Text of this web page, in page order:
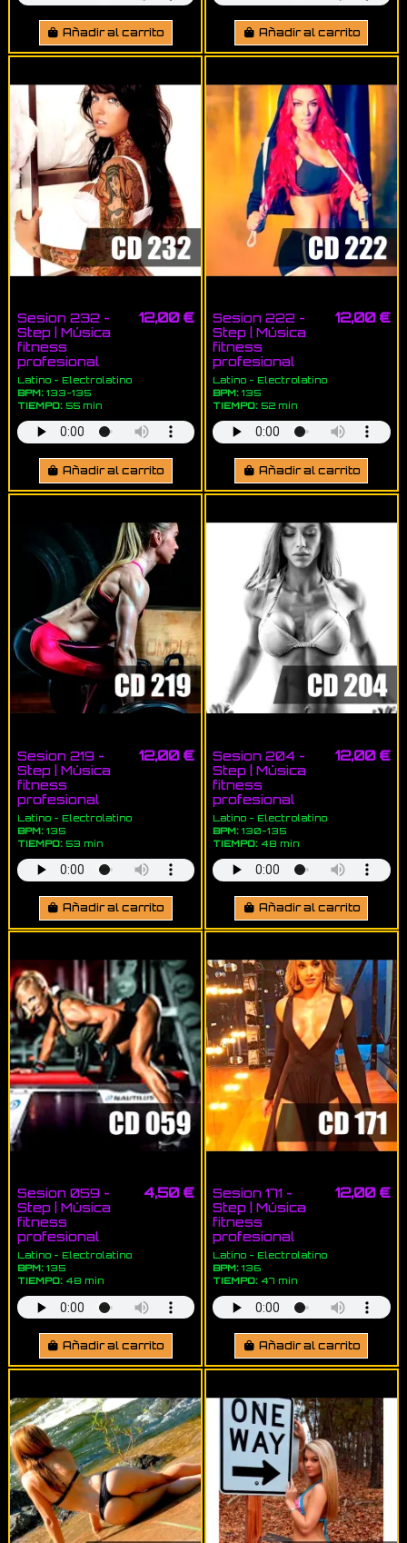
Añadir al carrito Añadir al carrito
Sesion 232 -
Step | Música
fitness
profesional
Latino - Electrolatino
BPM:133-135
TIEMPO:55 min
12,00 €
Añadir al carrito
Sesion 222 -
Step | Música
fitness
profesional
Latino - Electrolatino
BPM: 135
TIEMPO: 52 min
12,00 €
Añadir al carrito
Sesion 219 -
Step | Música
fitness
profesional
Latino - Electrolatino
BPM:135
TIEMPO:53 min
12,00 €
Añadir al carrito
Sesion 204 -
Step | Música
fitness
profesional
Latino - Electrolatino
BPM: 130-135
TIEMPO: 48 min
12,00 €
Añadir al carrito
Sesion 059 -
Step | Música
fitness
profesional
Latino - Electrolatino
BPM:135
TIEMPO:48 min
4,50 €
Añadir al carrito
Sesion 171 -
Step | Música
fitness
profesional
Latino - Electrolatino
BPM: 136
TIEMPO: 47 min
12,00 €
Añadir al carrito